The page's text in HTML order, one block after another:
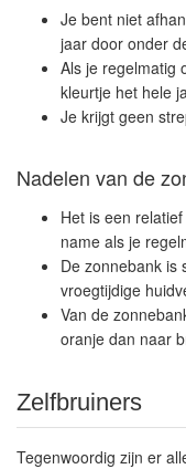
Je bent niet
jaar door onder
Als je regelmatig
kleurtje het hele
Je krijgt geen
Nadelen van de
Het is een
name als je
De zonnebank is
vroegtijdige
Van de
oranje dan naar
Zelfbruiners
Tegenwoordig zijn er